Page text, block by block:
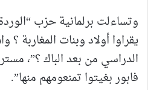
وتساءلت برلمانية حزب
يقراوا أولاد وبنات المغاربة ؟
الدراسي من بعد الباك ؟”،
فابور بغيتوا تمنعومهم منها”.